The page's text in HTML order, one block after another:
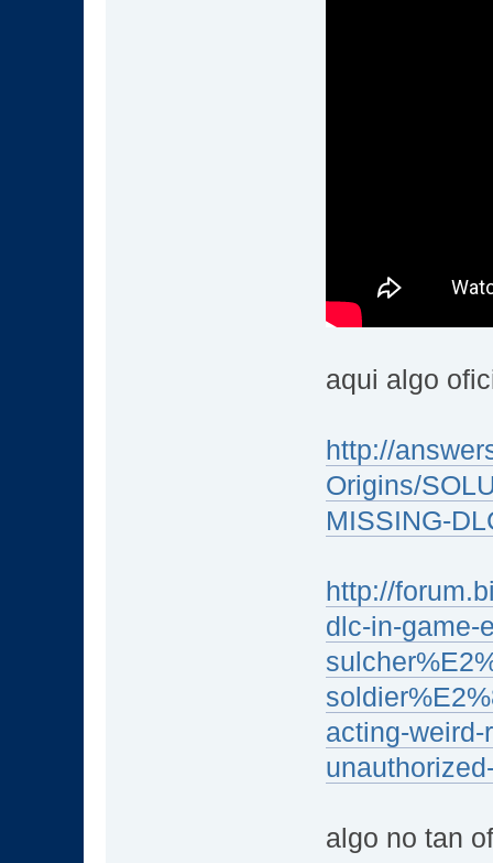
aqui algo
http://
Origins/
MISSING-
http://
dlc-in-game-
acting-
algo no tan